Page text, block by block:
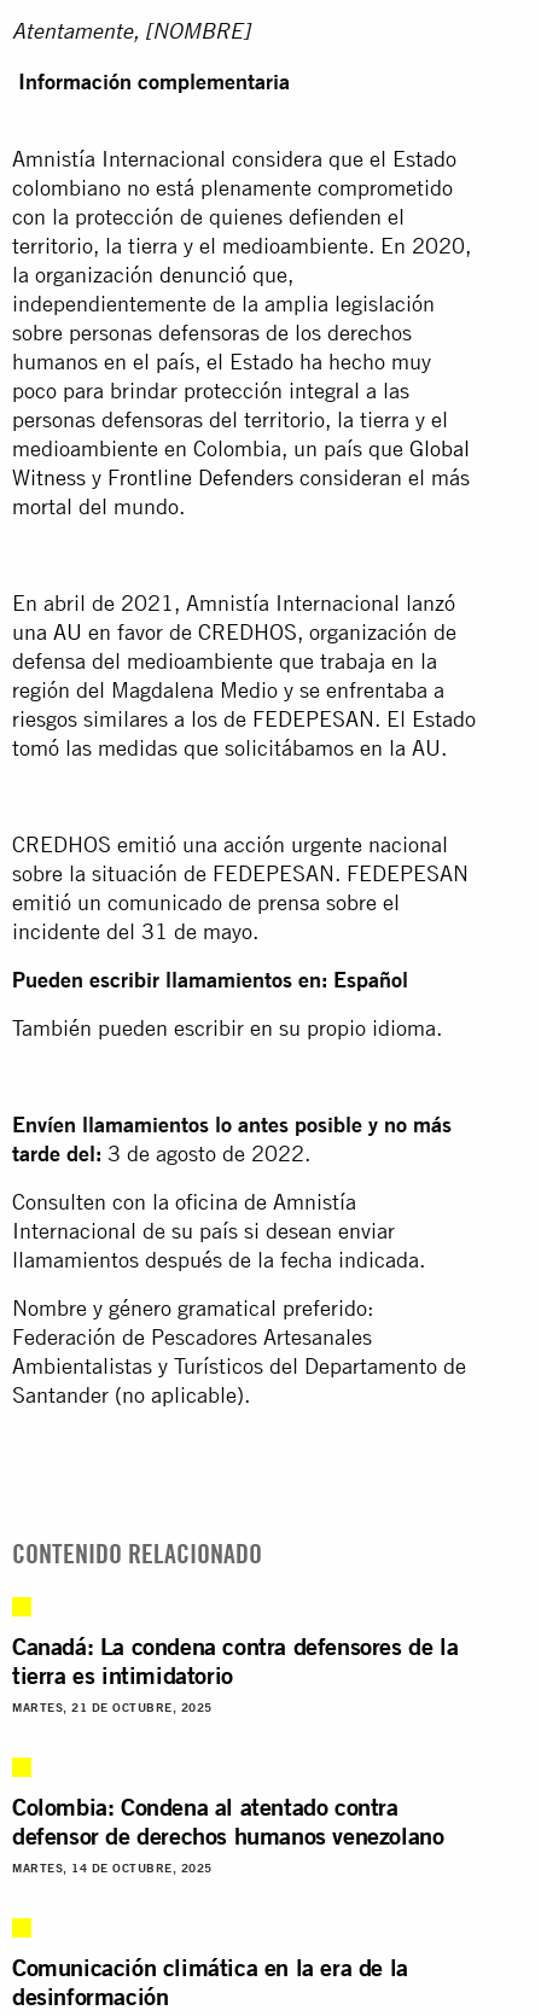
Atentamente, [NOMBRE]
Información complementaria
Amnistía Internacional considera que el Estado
colombiano no está plenamente comprometido
con la protección de quienes defienden el
territorio, la tierra y el medioambiente. En 2020,
la organización denunció que,
independientemente de la amplia legislación
sobre personas defensoras de los derechos
humanos en el país, el Estado ha hecho muy
poco para brindar protección integral a las
personas defensoras del territorio, la tierra y el
medioambiente en Colombia, un país que Global
Witness y Frontline Defenders consideran el más
mortal del mundo.
En abril de 2021, Amnistía Internacional lanzó
una AU en favor de CREDHOS, organización de
defensa del medioambiente que trabaja en la
región del Magdalena Medio y se enfrentaba a
riesgos similares a los de FEDEPESAN. El Estado
tomó las medidas que solicitábamos en la AU.
CREDHOS emitió una acción urgente nacional
sobre la situación de FEDEPESAN. FEDEPESAN
emitió un comunicado de prensa sobre el
incidente del 31 de mayo.
Pueden escribir llamamientos en: Español
También pueden escribir en su propio idioma.
Envíen llamamientos lo antes posible y no más
tarde del: 3 de agosto de 2022.
Consulten con la oficina de Amnistía
Internacional de su país si desean enviar
llamamientos después de la fecha indicada.
Nombre y género gramatical preferido:
Federación de Pescadores Artesanales
Ambientalistas y Turísticos del Departamento de
Santander (no aplicable).
CONTENIDO RELACIONADO
Canadá: La condena contra defensores de la
tierra es intimidatorio
MARTES, 21 DE OCTUBRE, 2025
Colombia: Condena al atentado contra
defensor de derechos humanos venezolano
MARTES, 14 DE OCTUBRE, 2025
Comunicación climática en la era de la
desinformación